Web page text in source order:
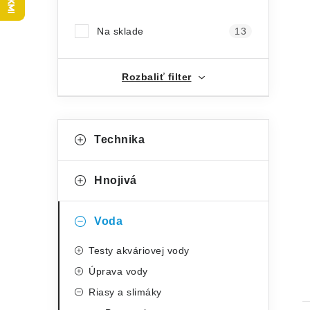
e
l
Na sklade 13
Rozbaliť filter
kategórie
e
Technika
Hnojivá
Voda
Testy akváriovej vody
Úprava vody
Riasy a slimáky